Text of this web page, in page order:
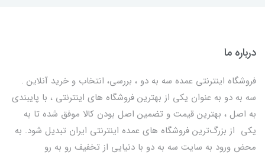
درباره ما
فروشگاه اینترنتی عمده سه به دو ، بررسی، انتخاب و خرید آنلاین .
سه به دو به عنوان یکی از بهترين فروشگاه های اینترنتی ، با پایبندی
به اصل ، بهترين قيمت و تضمین اصل‌ بودن کالا موفق شده تا به
يكي از بزرگ‌ترين فروشگاه هاي عمده اینترنتی ایران تبدیل شود. به
محض ورود به سایت سه به دو با دنیایی از تخفيف رو به رو